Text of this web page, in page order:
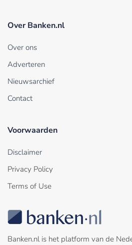
Over Banken.nl
Over ons
Adverteren
Nieuwsarchief
Contact
Voorwaarden
Disclaimer
Privacy Policy
Terms of Use
Banken.nl is het platform van de